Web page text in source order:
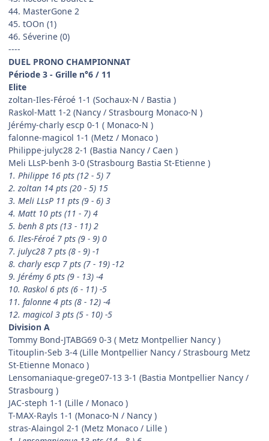
44. MasterGone 2
45. tOOn (1)
46. Séverine (0)
----
DUEL PRONO CHAMPIONNAT
Période 3 - Grille n°6 / 11
Elite
zoltan-Iles-Féroé 1-1 (Sochaux-N / Bastia )
Raskol-Matt 1-2 (Nancy / Strasbourg Monaco-N )
Jérémy-charly escp 0-1 ( Monaco-N )
falonne-magicol 1-1 (Metz / Monaco )
Philippe-julyc28 2-1 (Bastia Nancy / Caen )
Meli LLsP-benh 3-0 (Strasbourg Bastia St-Etienne )
1. Philippe 16 pts (12 - 5) 7
2. zoltan 14 pts (20 - 5) 15
3. Meli LLsP 11 pts (9 - 6) 3
4. Matt 10 pts (11 - 7) 4
5. benh 8 pts (13 - 11) 2
6. Iles-Féroé 7 pts (9 - 9) 0
7. julyc28 7 pts (8 - 9) -1
8. charly escp 7 pts (7 - 19) -12
9. Jérémy 6 pts (9 - 13) -4
10. Raskol 6 pts (6 - 11) -5
11. falonne 4 pts (8 - 12) -4
12. magicol 3 pts (5 - 10) -5
Division A
Tommy Bond-JTABG69 0-3 ( Metz Montpellier Nancy )
Titouplin-Seb 3-4 (Lille Montpellier Nancy / Strasbourg Metz
St-Etienne Monaco )
Lensomaniaque-grege07-13 3-1 (Bastia Montpellier Nancy /
Strasbourg )
JAC-steph 1-1 (Lille / Monaco )
T-MAX-Rayls 1-1 (Monaco-N / Nancy )
stras-Alaingol 2-1 (Metz Monaco / Lille )